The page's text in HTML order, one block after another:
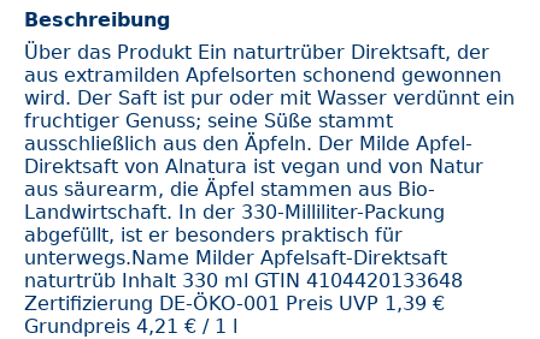
Beschreibung
Über das Produkt Ein naturtrüber Direktsaft, der
aus extramilden Apfelsorten schonend gewonnen
wird. Der Saft ist pur oder mit Wasser verdünnt ein
fruchtiger Genuss; seine Süße stammt
ausschließlich aus den Äpfeln. Der Milde Apfel-
Direktsaft von Alnatura ist vegan und von Natur
aus säurearm, die Äpfel stammen aus Bio-
Landwirtschaft. In der 330-Milliliter-Packung
abgefüllt, ist er besonders praktisch für
unterwegs.Name Milder Apfelsaft-Direktsaft
naturtrüb Inhalt 330 ml GTIN 4104420133648
Zertifizierung DE-ÖKO-001 Preis UVP 1,39 €
Grundpreis 4,21 € / 1 l